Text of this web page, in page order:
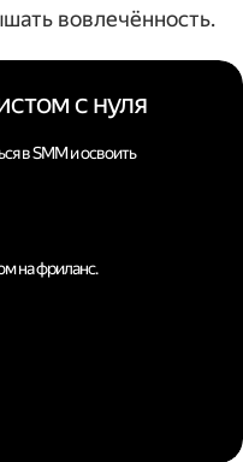
вовлечённость.
с нуля
в SMM и освоить
на фриланс.